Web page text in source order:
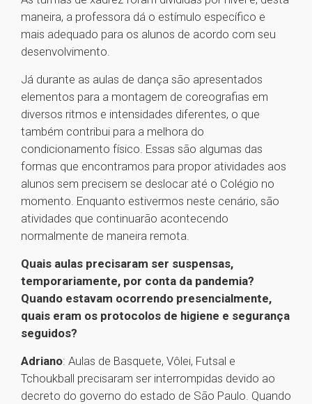
maneira, a professora dá o estímulo específico e
mais adequado para os alunos de acordo com seu
desenvolvimento.
Já durante as aulas de dança são apresentados
elementos para a montagem de coreografias em
diversos ritmos e intensidades diferentes, o que
também contribui para a melhora do
condicionamento físico. Essas são algumas das
formas que encontramos para propor atividades aos
alunos sem precisem se deslocar até o Colégio no
momento. Enquanto estivermos neste cenário, são
atividades que continuarão acontecendo
normalmente de maneira remota.
Quais aulas precisaram ser suspensas,
temporariamente, por conta da pandemia?
Quando estavam ocorrendo presencialmente,
quais eram os protocolos de higiene e segurança
seguidos?
Adriano: Aulas de Basquete, Vôlei, Futsal e
Tchoukball precisaram ser interrompidas devido ao
decreto do governo do estado de São Paulo. Quando